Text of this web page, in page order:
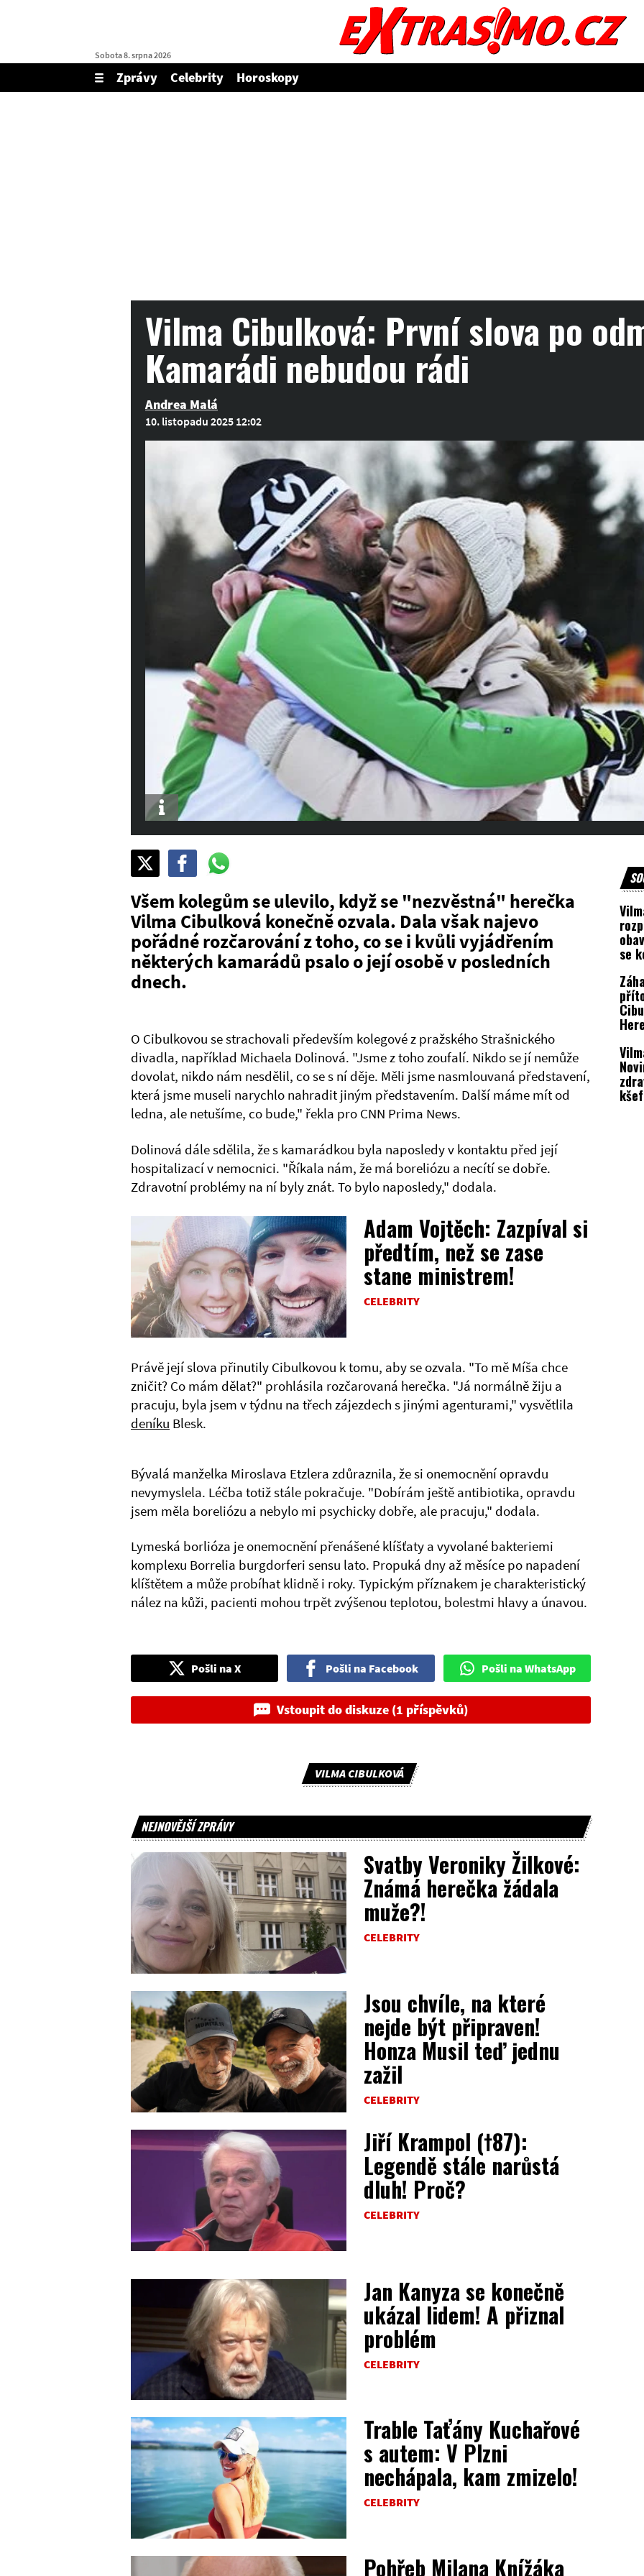
Sobota 8. srpna 2026
Zobrazit/skrýt
menu
Zprávy Celebrity
Horoskopy
Vilma Cibulková: První slova po
Kamarádi nebudou rádi
Andrea Malá
10. listopadu 2025 12:02
Info
Pošli
na
X
Pošli
na
FacebookWhatsAppu
Všem kolegům se ulevilo, když se "nezvěstná" herečka
Vilma Cibulková konečně ozvala. Dala však najevo
pořádné rozčarování z toho, co se i kvůli vyjádřením
některých kamarádů psalo o její osobě v posledních
dnech.
O Cibulkovou se strachovali především kolegové z pražského Strašnického
divadla, například Michaela Dolinová. "Jsme z toho zoufalí. Nikdo se jí nemůže
dovolat, nikdo nám nesdělil, co se s ní děje. Měli jsme nasmlouvaná představení,
která jsme museli narychlo nahradit jiným představením. Další máme mít od
ledna, ale netušíme, co bude," řekla pro CNN Prima News.
Dolinová dále sdělila, že s kamarádkou byla naposledy v kontaktu před její
hospitalizací v nemocnici. "Říkala nám, že má boreliózu a necítí se dobře.
Zdravotní problémy na ní byly znát. To bylo naposledy," dodala.
Adam Vojtěch: Zazpíval si
předtím, než se zase
stane ministrem!
CELEBRITY
Právě její slova přinutily Cibulkovou k tomu, aby se ozvala. "To mě Míša chce
zničit? Co mám dělat?" prohlásila rozčarovaná herečka. "Já normálně žiju a
pracuju, byla jsem v týdnu na třech zájezdech s jinými agenturami," vysvětlila
deníku Blesk.
Bývalá manželka Miroslava Etzlera zdůraznila, že si onemocnění opravdu
nevymyslela. Léčba totiž stále pokračuje. "Dobírám ještě antibiotika, opravdu
jsem měla boreliózu a nebylo mi psychicky dobře, ale pracuju," dodala.
Lymeská borlióza je onemocnění přenášené klíšťaty a vyvolané bakteriemi
komplexu Borrelia burgdorferi sensu lato. Propuká dny až měsíce po napadení
klíštětem a může probíhat klidně i roky. Typickým příznakem je charakteristický
nález na kůži, pacienti mohou trpět zvýšenou teplotou, bolestmi hlavy a únavou.
Pošli na X Pošli na Facebook Pošli na WhatsApp
Vstoupit do diskuze (1 příspěvků)
VILMA CIBULKOVÁ
NEJNOVĚJŠÍ ZPRÁVY
Svatby Veroniky Žilkové:
Známá herečka žádala
muže?!
CELEBRITY
Jsou chvíle, na které
nejde být připraven!
Honza Musil teď jednu
zažil
CELEBRITY
Jiří Krampol (†87):
Legendě stále narůstá
dluh! Proč?
CELEBRITY
Jan Kanyza se konečně
ukázal lidem! A přiznal
problém
CELEBRITY
Trable Taťány Kuchařové
s autem: V Plzni
nechápala, kam zmizelo!
CELEBRITY
Pohřeb Milana Knížáka
se